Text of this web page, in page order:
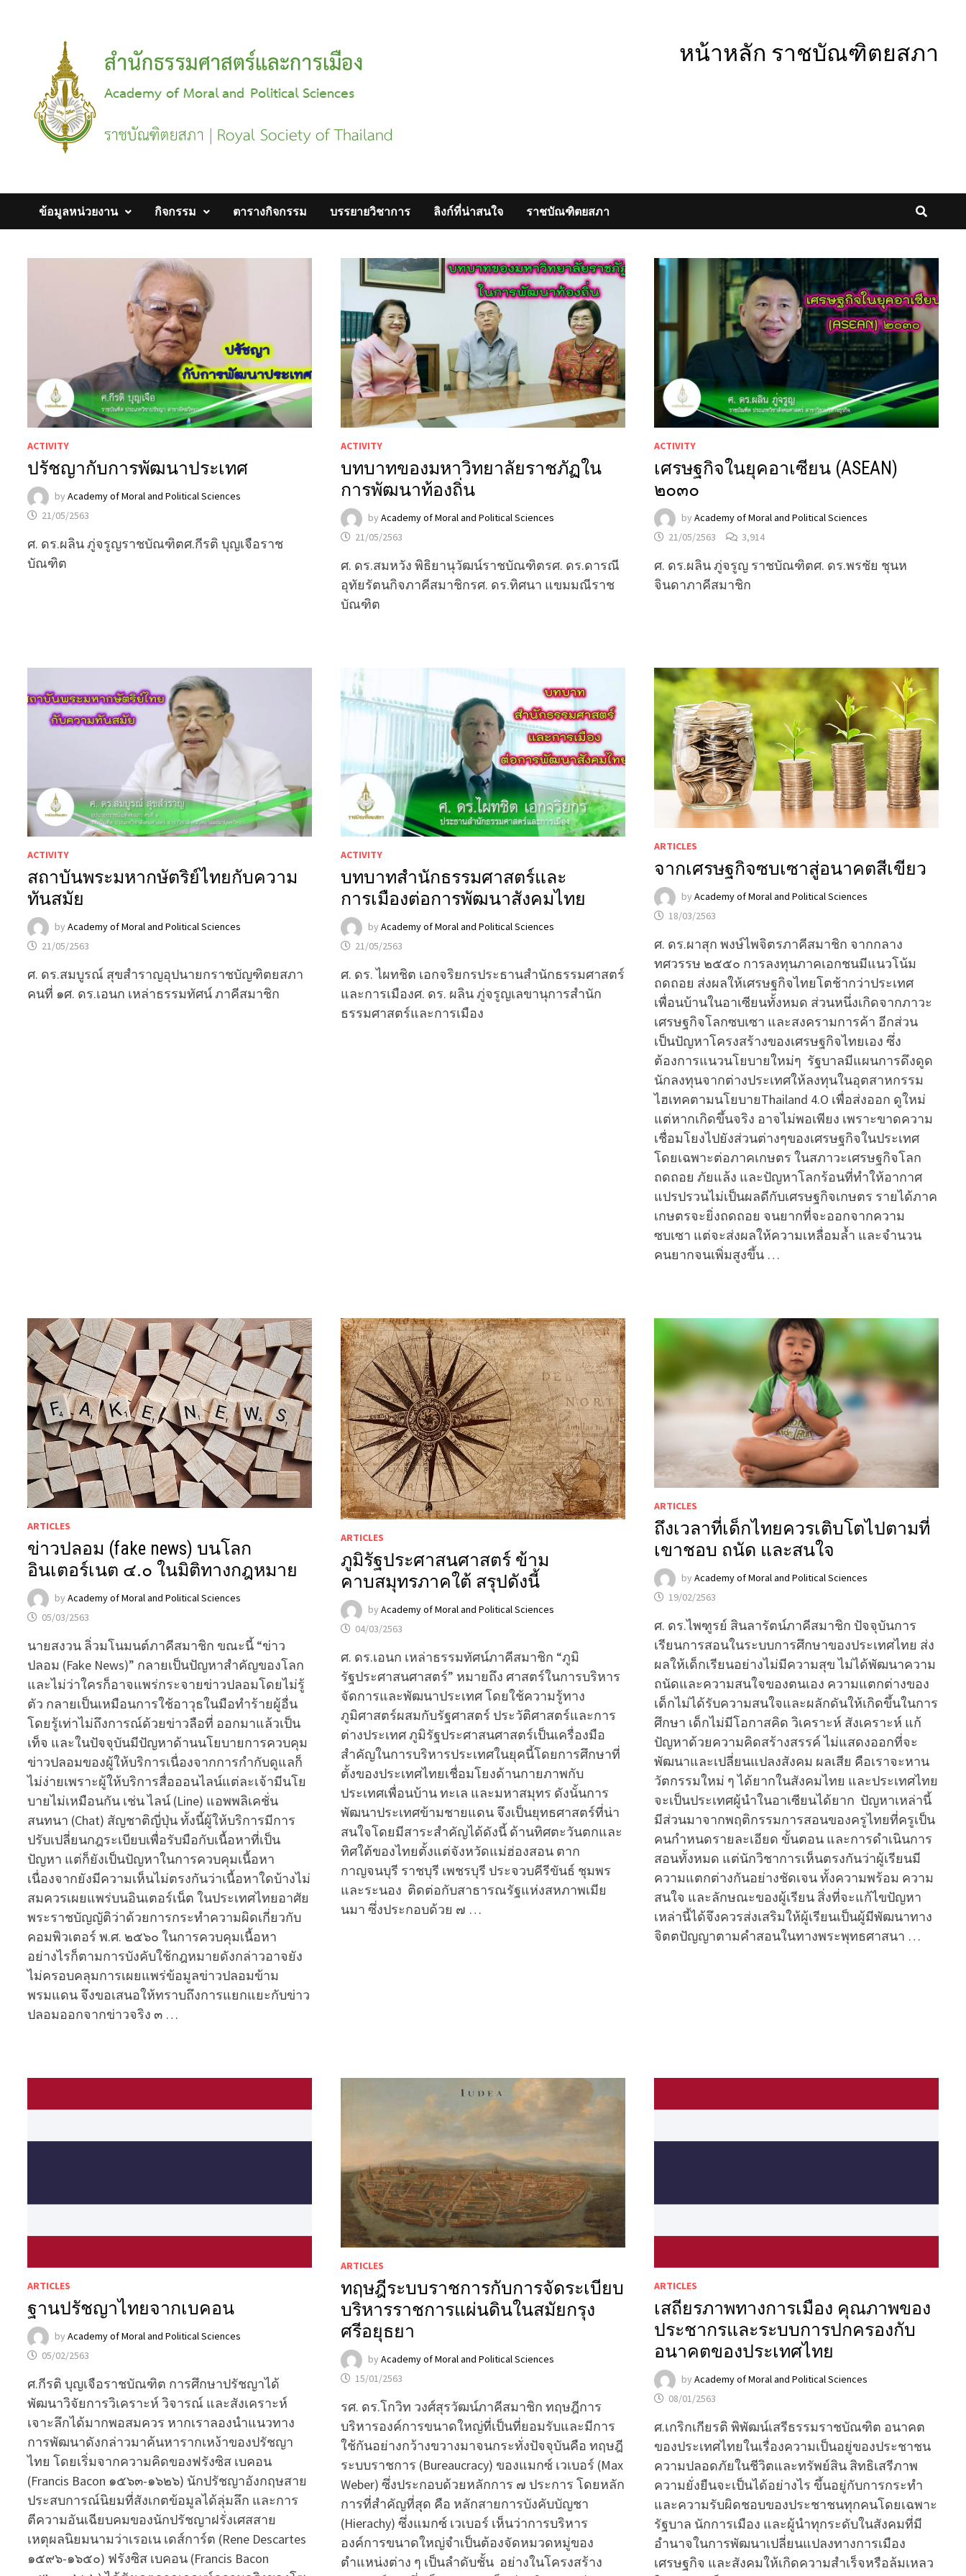
หน้าหลัก ราชบัณฑิตยสภา
ข้อมูลหน่วยงาน กิจกรรม ตารางกิจกรรม บรรยายวิชาการ ลิงก์ที่น่าสนใจ ราชบัณฑิตยสภา
ACTIVITY
ปรัชญากับการพัฒนาประเทศ
byAcademy of Moral and Political Sciences
21/05/2563
ศ. ดร.ผลิน ภู่จรูญราชบัณฑิตศ.กีรติ บุญเจือราช
บัณฑิต
ACTIVITY
บทบาทของมหาวิทยาลัยราชภัฏใน
การพัฒนาท้องถิ่น
byAcademy of Moral and Political Sciences
21/05/2563
ศ. ดร.สมหวัง พิธิยานุวัฒน์ราชบัณฑิตรศ. ดร.ดารณี
อุทัยรัตนกิจภาคีสมาชิกรศ. ดร.ทิศนา แขมมณีราช
บัณฑิต
ACTIVITY
เศรษฐกิจในยุคอาเซียน (ASEAN)
๒๐๓๐
by Academy of Moral and Political Sciences
21/05/2563
3,914
ศ. ดร.ผลิน ภู่จรูญ ราชบัณฑิตศ. ดร.พรชัย ชุนห
จินดาภาคีสมาชิก
ACTIVITY
สถาบันพระมหากษัตริย์ไทยกับความ
ทันสมัย
byAcademy of Moral and Political Sciences
21/05/2563
ศ. ดร.สมบูรณ์ สุขสำราญอุปนายกราชบัญฑิตยสภา
คนที่ ๑ศ. ดร.เอนก เหล่าธรรมทัศน์ ภาคีสมาชิก
ACTIVITY
บทบาทสำนักธรรมศาสตร์และ
การเมืองต่อการพัฒนาสังคมไทย
byAcademy of Moral and Political Sciences
21/05/2563
ศ. ดร. ไผทชิต เอกจริยกรประธานสำนักธรรมศาสตร์
และการเมืองศ. ดร. ผลิน ภู่จรูญเลขานุการสำนัก
ธรรมศาสตร์และการเมือง
ARTICLES
จากเศรษฐกิจซบเซาสู่อนาคตสีเขียว
by Academy of Moral and Political Sciences
18/03/2563
ศ. ดร.ผาสุก พงษ์ไพจิตรภาคีสมาชิก จากกลาง
ทศวรรษ ๒๕๕๐ การลงทุนภาคเอกชนมีแนวโน้ม
ถดถอย ส่งผลให้เศรษฐกิจไทยโตช้ากว่าประเทศ
เพื่อนบ้านในอาเซียนทั้งหมด ส่วนหนึ่งเกิดจากภาวะ
เศรษฐกิจโลกซบเซา และสงครามการค้า อีกส่วน
เป็นปัญหาโครงสร้างของเศรษฐกิจไทยเอง ซึ่ง
ต้องการแนวนโยบายใหม่ๆ รัฐบาลมีแผนการดึงดูด
นักลงทุนจากต่างประเทศให้ลงทุนในอุตสาหกรรม
ไฮเทคตามนโยบายThailand 4.O เพื่อส่งออก ดูใหม่
แต่หากเกิดขึ้นจริง อาจไม่พอเพียง เพราะขาดความ
เชื่อมโยงไปยังส่วนต่างๆของเศรษฐกิจในประเทศ
โดยเฉพาะต่อภาคเกษตร ในสภาวะเศรษฐกิจโลก
ถดถอย ภัยแล้ง และปัญหาโลกร้อนที่ทำให้อากาศ
แปรปรวนไม่เป็นผลดีกับเศรษฐกิจเกษตร รายได้ภาค
เกษตรจะยิ่งถดถอย จนยากที่จะออกจากความ
ซบเซา แต่จะส่งผลให้ความเหลื่อมล้ำ และจำนวน
คนยากจนเพิ่มสูงขึ้น …
ARTICLES
ข่าวปลอม (fake news) บนโลก
อินเตอร์เนต ๔.๐ ในมิติทางกฎหมาย
byAcademy of Moral and Political Sciences
05/03/2563
นายสงวน ลิ่วมโนมนต์ภาคีสมาชิก ขณะนี้ “ข่าว
ปลอม (Fake News)” กลายเป็นปัญหาสำคัญของโลก
และไม่ว่าใครก็อาจแพร่กระจายข่าวปลอมโดยไม่รู้
ตัว กลายเป็นเหมือนการใช้อาวุธในมือทำร้ายผู้อื่น
โดยรู้เท่าไม่ถึงการณ์ด้วยข่าวลือที่ ออกมาแล้วเป็น
เท็จ และในปัจจุบันมีปัญหาด้านนโยบายการควบคุม
ข่าวปลอมของผู้ให้บริการเนื่องจากการกำกับดูแลก็
ไม่ง่ายเพราะผู้ให้บริการสื่อออนไลน์แต่ละเจ้ามีนโย
บายไม่เหมือนกัน เช่น ไลน์ (Line) แอพพลิเคชั่น
สนทนา (Chat) สัญชาติญี่ปุ่น ทั้งนี้ผู้ให้บริการมีการ
ปรับเปลี่ยนกฎระเบียบเพื่อรับมือกับเนื้อหาที่เป็น
ปัญหา แต่ก็ยังเป็นปัญหาในการควบคุมเนื้อหา
เนื่องจากยังมีความเห็นไม่ตรงกันว่าเนื้อหาใดบ้างไม่
สมควรเผยแพร่บนอินเตอร์เน็ต ในประเทศไทยอาศัย
พระราชบัญญัติว่าด้วยการกระทำความผิดเกี่ยวกับ
คอมพิวเตอร์ พ.ศ. ๒๕๖๐ ในการควบคุมเนื้อหา
อย่างไรก็ตามการบังคับใช้กฎหมายดังกล่าวอาจยัง
ไม่ครอบคลุมการเผยแพร่ข้อมูลข่าวปลอมข้าม
พรมแดน จึงขอเสนอให้ทราบถึงการแยกแยะกับข่าว
ปลอมออกจากข่าวจริง ๓ …
ARTICLES
ภูมิรัฐประศาสนศาสตร์ ข้าม
คาบสมุทรภาคใต้ สรุปดังนี้
byAcademy of Moral and Political Sciences
04/03/2563
ศ. ดร.เอนก เหล่าธรรมทัศน์ภาคีสมาชิก “ภูมิ
รัฐประศาสนศาสตร์” หมายถึง ศาสตร์ในการบริหาร
จัดการและพัฒนาประเทศ โดยใช้ความรู้ทาง
ภูมิศาสตร์ผสมกับรัฐศาสตร์ ประวัติศาสตร์และการ
ต่างประเทศ ภูมิรัฐประศาสนศาสตร์เป็นเครื่องมือ
สำคัญในการบริหารประเทศในยุคนี้โดยการศึกษาที่
ตั้งของประเทศไทยเชื่อมโยงด้านกายภาพกับ
ประเทศเพื่อนบ้าน ทะเล และมหาสมุทร ดังนั้นการ
พัฒนาประเทศข้ามชายแดน จึงเป็นยุทธศาสตร์ที่น่า
สนใจโดยมีสาระสำคัญได้ดังนี้ ด้านทิศตะวันตกและ
ทิศใต้ของไทยตั้งแต่จังหวัดแม่ฮ่องสอน ตาก
กาญจนบุรี ราชบุรี เพชรบุรี ประจวบคีรีขันธ์ ชุมพร
และระนอง ติดต่อกับสาธารณรัฐแห่งสหภาพเมีย
นมา ซึ่งประกอบด้วย ๗ …
ARTICLES
ถึงเวลาที่เด็กไทยควรเติบโตไปตามที่
เขาชอบ ถนัด และสนใจ
by Academy of Moral and Political Sciences
19/02/2563
ศ. ดร.ไพฑูรย์ สินลารัตน์ภาคีสมาชิก ปัจจุบันการ
เรียนการสอนในระบบการศึกษาของประเทศไทย ส่ง
ผลให้เด็กเรียนอย่างไม่มีความสุข ไม่ได้พัฒนาความ
ถนัดและความสนใจของตนเอง ความแตกต่างของ
เด็กไม่ได้รับความสนใจและผลักดันให้เกิดขึ้นในการ
ศึกษา เด็กไม่มีโอกาสคิด วิเคราะห์ สังเคราะห์ แก้
ปัญหาด้วยความคิดสร้างสรรค์ ไม่แสดงออกที่จะ
พัฒนาและเปลี่ยนแปลงสังคม ผลเสีย คือเราจะหาน
วัตกรรมใหม่ ๆ ได้ยากในสังคมไทย และประเทศไทย
จะเป็นประเทศผู้นำในอาเซียนได้ยาก ปัญหาเหล่านี้
มีส่วนมาจากพฤติกรรมการสอนของครูไทยที่ครูเป็น
คนกำหนดรายละเอียด ขั้นตอน และการดำเนินการ
สอนทั้งหมด แต่นักวิชาการเห็นตรงกันว่าผู้เรียนมี
ความแตกต่างกันอย่างชัดเจน ทั้งความพร้อม ความ
สนใจ และลักษณะของผู้เรียน สิ่งที่จะแก้ไขปัญหา
เหล่านี้ได้จึงควรส่งเสริมให้ผู้เรียนเป็นผู้มีพัฒนาทาง
จิตตปัญญาตามคำสอนในทางพระพุทธศาสนา …
ARTICLES
ฐานปรัชญาไทยจากเบคอน
byAcademy of Moral and Political Sciences
05/02/2563
ศ.กีรติ บุญเจือราชบัณฑิต การศึกษาปรัชญาได้
พัฒนาวิจัยการวิเคราะห์ วิจารณ์ และสังเคราะห์
เจาะลึกได้มากพอสมควร หากเราลองนำแนวทาง
การพัฒนาดังกล่าวมาค้นหารากเหง้าของปรัชญา
ไทย โดยเริ่มจากความคิดของฟรังซิส เบคอน
(Francis Bacon ๑๕๖๓-๑๖๒๖) นักปรัชญาอังกฤษสาย
ประสบการณ์นิยมที่สังเกตข้อมูลได้ลุ่มลึก และการ
ตีความอันเฉียบคมของนักปรัชญาฝรั่งเศสสาย
เหตุผลนิยมนามว่าเรอเน เดส์การ์ต (Rene Descartes
๑๕๙๖-๑๖๕๐) ฟรังซิส เบคอน (Francis Bacon
ARTICLES
ทฤษฎีระบบราชการกับการจัดระเบียบ
บริหารราชการแผ่นดินในสมัยกรุง
ศรีอยุธยา
byAcademy of Moral and Political Sciences
15/01/2563
รศ. ดร.โกวิท วงศ์สุรวัฒน์ภาคีสมาชิก ทฤษฎีการ
บริหารองค์การขนาดใหญ่ที่เป็นที่ยอมรับและมีการ
ใช้กันอย่างกว้างขวางมาจนกระทั่งปัจจุบันคือ ทฤษฎี
ระบบราชการ (Bureaucracy) ของแมกซ์ เวเบอร์ (Max
Weber) ซึ่งประกอบด้วยหลักการ ๗ ประการ โดยหลัก
การที่สำคัญที่สุด คือ หลักสายการบังคับบัญชา
(Hierachy) ซึ่งแมกซ์ เวเบอร์ เห็นว่าการบริหาร
องค์การขนาดใหญ่จำเป็นต้องจัดหมวดหมู่ของ
ตำแหน่งต่าง ๆ เป็นลำดับชั้น อย่างในโครงสร้าง
ARTICLES
เสถียรภาพทางการเมือง คุณภาพของ
ประชากรและระบบการปกครองกับ
อนาคตของประเทศไทย
by Academy of Moral and Political Sciences
08/01/2563
ศ.เกริกเกียรติ พิพัฒน์เสรีธรรมราชบัณฑิต อนาคต
ของประเทศไทยในเรื่องความเป็นอยู่ของประชาชน
ความปลอดภัยในชีวิตและทรัพย์สิน สิทธิเสรีภาพ
ความยั่งยืนจะเป็นได้อย่างไร ขึ้นอยู่กับการกระทำ
และความรับผิดชอบของประชาชนทุกคนโดยเฉพาะ
รัฐบาล นักการเมือง และผู้นำทุกระดับในสังคมที่มี
อำนาจในการพัฒนาเปลี่ยนแปลงทางการเมือง
เศรษฐกิจ และสังคมให้เกิดความสำเร็จหรือล้มเหลว